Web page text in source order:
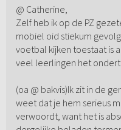
@ Catherine,
Zelf heb ik op de PZ
mobiel oid stiekum
voetbal kijken toestaat is
veel leerlingen het
(oa @ bakvis)Ik zit in de
weet dat je hem serieus
verwoordt, want het is